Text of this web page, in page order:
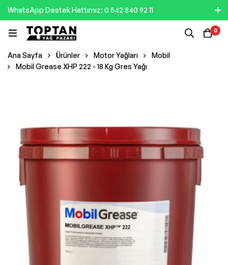
WhatsApp Destek Hattımız: 0 542 840 92 11
0
Ana Sayfa Ürünler Motor Yağları
Mobil
Mobil Grease XHP 222 - 18 Kg Gres Yağı